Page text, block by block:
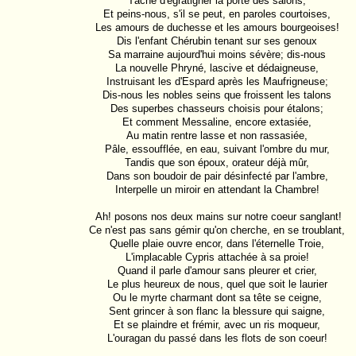
Et peins-nous, s'il se peut, en paroles courtoises,
Les amours de duchesse et les amours bourgeoises!
Dis l'enfant Chérubin tenant sur ses genoux
Sa marraine aujourd'hui moins sévère; dis-nous
La nouvelle Phryné, lascive et dédaigneuse,
Instruisant les d'Espard après les Maufrigneuse;
Dis-nous les nobles seins que froissent les talons
Des superbes chasseurs choisis pour étalons;
Et comment Messaline, encore extasiée,
Au matin rentre lasse et non rassasiée,
Pâle, essoufflée, en eau, suivant l'ombre du mur,
Tandis que son époux, orateur déjà mûr,
Dans son boudoir de pair désinfecté par l'ambre,
Interpelle un miroir en attendant la Chambre!
Ah! posons nos deux mains sur notre coeur sanglant!
Ce n'est pas sans gémir qu'on cherche, en se troublant,
Quelle plaie ouvre encor, dans l'éternelle Troie,
L'implacable Cypris attachée à sa proie!
Quand il parle d'amour sans pleurer et crier,
Le plus heureux de nous, quel que soit le laurier
Ou le myrte charmant dont sa tête se ceigne,
Sent grincer à son flanc la blessure qui saigne,
Et se plaindre et frémir, avec un ris moqueur,
L'ouragan du passé dans les flots de son coeur!